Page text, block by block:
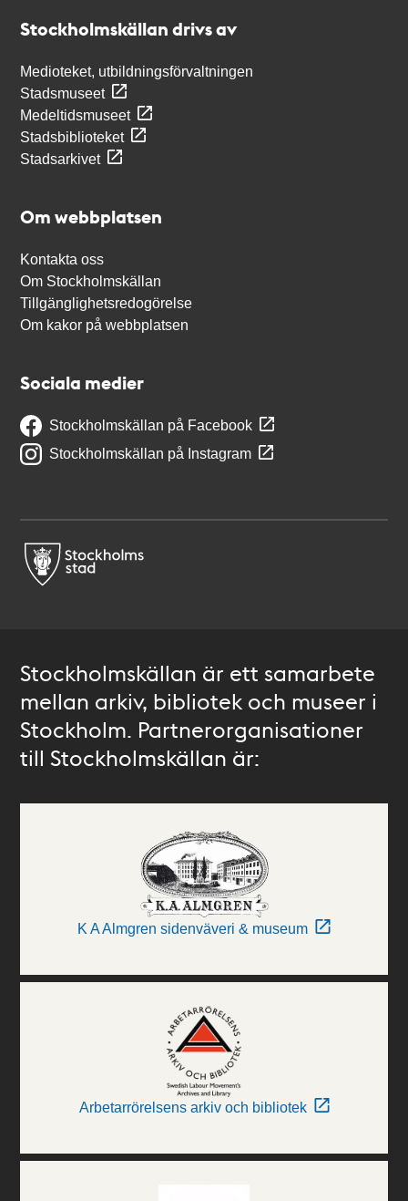
Stockholmskällan drivs av
Medioteket, utbildningsförvaltningen
Stadsmuseet
Medeltidsmuseet
Stadsbiblioteket
Stadsarkivet
Om webbplatsen
Kontakta oss
Om Stockholmskällan
Tillgänglighetsredogörelse
Om kakor på webbplatsen
Sociala medier
Stockholmskällan på Facebook
Stockholmskällan på Instagram
Stockholmskällan är ett samarbete
mellan arkiv, bibliotek och museer i
Stockholm. Partnerorganisationer
till Stockholmskällan är:
K A Almgren sidenväveri & museum
Arbetarrörelsens arkiv och bibliotek